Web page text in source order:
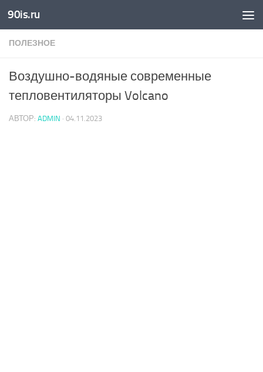
Skip to content
90is.ru
ПОЛЕЗНОЕ
Воздушно-водяные современные
тепловентиляторы Volcano
АВТОР: ADMIN · 04.11.2023